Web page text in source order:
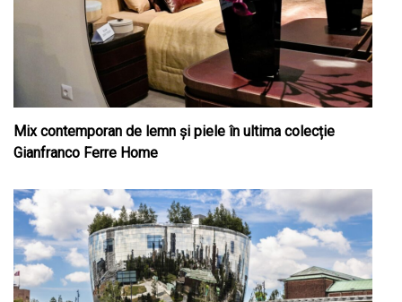
Mix contemporan de lemn şi piele în ultima colecție
Gianfranco Ferre Home